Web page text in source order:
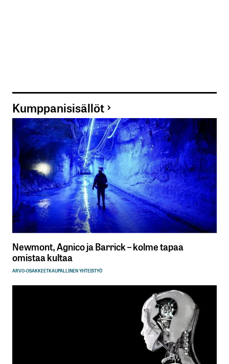
Kumppanisisällöt
Newmont, Agnico ja Barrick – kolme tapaa
omistaa kultaa
ARVO-OSAKKEETKAUPALLINEN YHTEISTYÖ